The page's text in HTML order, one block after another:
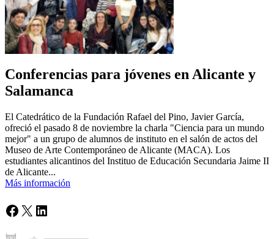
Conferencias para jóvenes en Alicante y
Salamanca
El Catedrático de la Fundación Rafael del Pino, Javier García,
ofreció el pasado 8 de noviembre la charla "Ciencia para un mundo
mejor" a un grupo de alumnos de instituto en el salón de actos del
Museo de Arte Contemporáneo de Alicante (MACA). Los
estudiantes alicantinos del Instituo de Educación Secundaria Jaime II
de Alicante...
Más información
Facebook
X LinkedIn